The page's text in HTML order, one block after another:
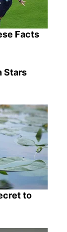
Facts
Stars
to